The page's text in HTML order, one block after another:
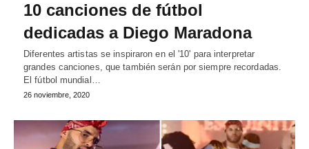
10 canciones de fútbol
dedicadas a Diego Maradona
Diferentes artistas se inspiraron en el '10' para interpretar
grandes canciones, que también serán por siempre recordadas.
El fútbol mundial…
26 noviembre, 2020